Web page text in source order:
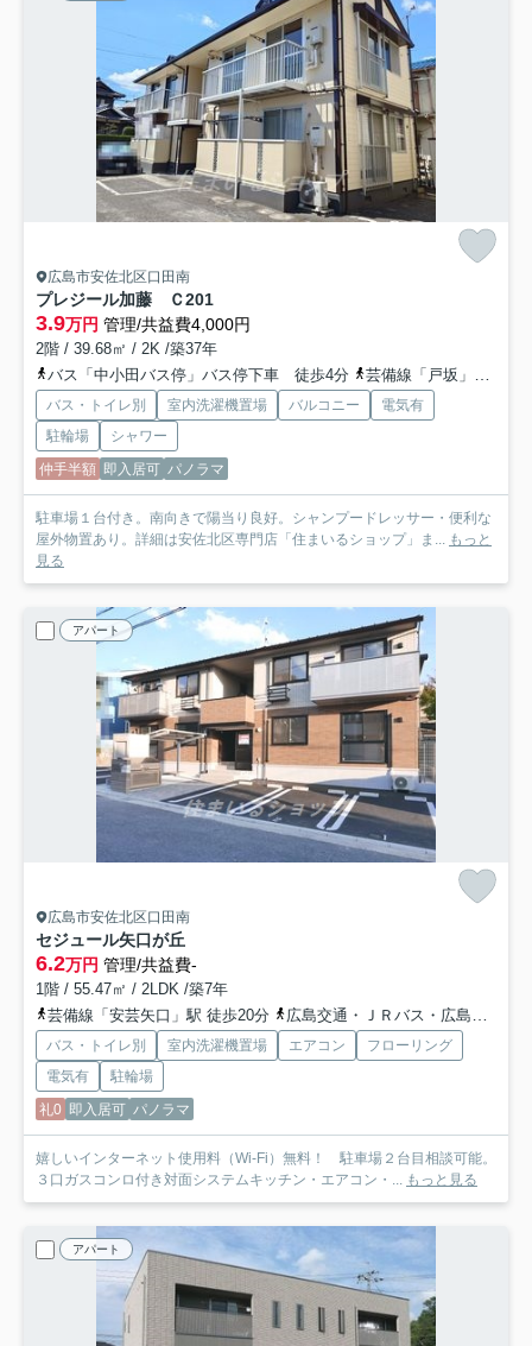
広島市安佐北区口田南
プレジール加藤 Ｃ201
3.9万円 管理/共益費4,000円
2階 / 39.68㎡ / 2K /築37年
バス「中小田バス停」バス停下車 徒歩4分
芸備線「戸坂」駅 徒歩15分
バス・トイレ別 室内洗濯機置場 バルコニー
電気有
駐輪場
シャワー
仲手半額 即入居可 パノラマ
駐車場１台付き。南向きで陽当り良好。シャンプードレッサー・便利な
屋外物置あり。詳細は安佐北区専門店「住まいるショップ」ま... もっと
見る
アパート
広島市安佐北区口田南
セジュール矢口が丘
6.2万円 管理/共益費-
1階 / 55.47㎡ / 2LDK /築7年
芸備線「安芸矢口」駅 徒歩20分
広島交通・ＪＲバス・広島バス「中央公園前バス停」バス停下車 徒歩5分
バス・トイレ別 室内洗濯機置場 エアコン
フローリング
電気有
駐輪場
礼0 即入居可 パノラマ
嬉しいインターネット使用料（Wi-Fi）無料！ 駐車場２台目相談可能。
３口ガスコンロ付き対面システムキッチン・エアコン・... もっと見る
アパート